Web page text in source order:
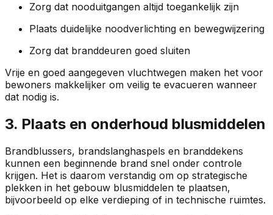
Zorg dat nooduitgangen altijd toegankelijk zijn
Plaats duidelijke noodverlichting en bewegwijzering
Zorg dat branddeuren goed sluiten
Vrije en goed aangegeven vluchtwegen maken het voor
bewoners makkelijker om veilig te evacueren wanneer
dat nodig is.
3. Plaats en onderhoud blusmiddelen
Brandblussers, brandslanghaspels en branddekens
kunnen een beginnende brand snel onder controle
krijgen. Het is daarom verstandig om op strategische
plekken in het gebouw blusmiddelen te plaatsen,
bijvoorbeeld op elke verdieping of in technische ruimtes.